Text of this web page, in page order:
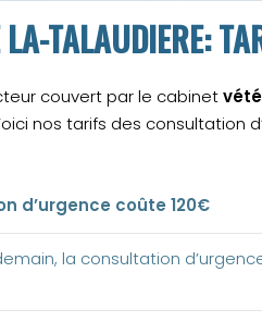
LA-TALAUDIERE:
couvert par le cabinet
nos tarifs des consultation
d’urgence coûte 120€
la consultation